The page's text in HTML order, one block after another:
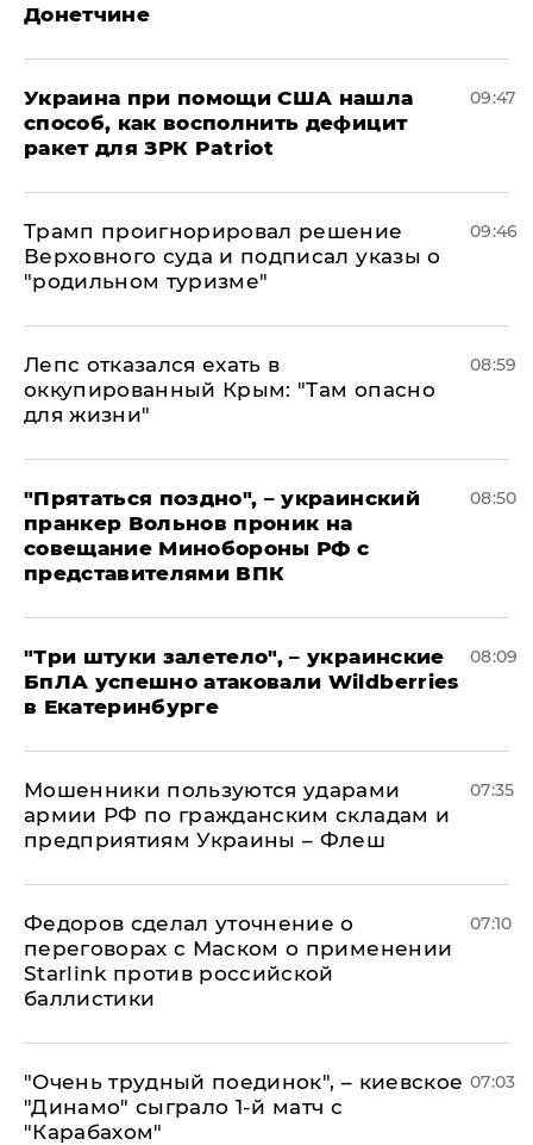
Донетчине
Украина при помощи США нашла
способ, как восполнить дефицит
ракет для ЗРК Patriot
09:47
Трамп проигнорировал решение
Верховного суда и подписал указы о
"родильном туризме"
09:46
Лепс отказался ехать в
оккупированный Крым: "Там опасно
для жизни"
08:59
"Прятаться поздно", – украинский
пранкер Вольнов проник на
совещание Минобороны РФ с
представителями ВПК
08:50
"Три штуки залетело", – украинские
БпЛА успешно атаковали Wildberries
в Екатеринбурге
08:09
Мошенники пользуются ударами
армии РФ по гражданским складам и
предприятиям Украины – Флеш
07:35
Федоров сделал уточнение о
переговорах с Маском о применении
Starlink против российской
баллистики
07:10
"Очень трудный поединок", – киевское
"Динамо" сыграло 1-й матч с
"Карабахом"
07:03